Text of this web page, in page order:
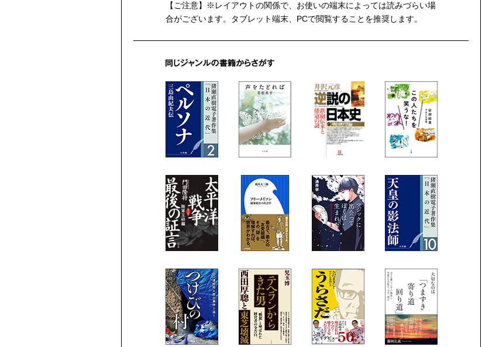
【ご注意】※レイアウトの関係で、お使いの端末によっては読みづらい場
合がございます。タブレット端末、PCで閲覧することを推奨します。